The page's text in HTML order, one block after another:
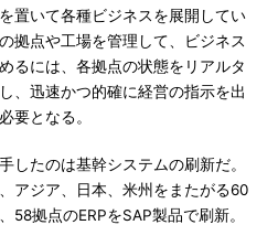
置いて各種ビジネスを展開してい
拠点や工場を管理して、ビジネス
るには、各拠点の状態をリアルタ
、迅速かつ的確に経営の指示を出
要となる。
したのは基幹システムの刷新だ。
アジア、日本、米州をまたがる60
58拠点のERPをSAP製品で刷新。